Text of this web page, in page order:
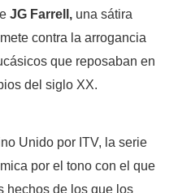
JG Farrell, una sátira
contra la arrogancia
que reposaban en
del siglo XX.
Unido por ITV, la serie
por el tono con el que
hechos de los que los